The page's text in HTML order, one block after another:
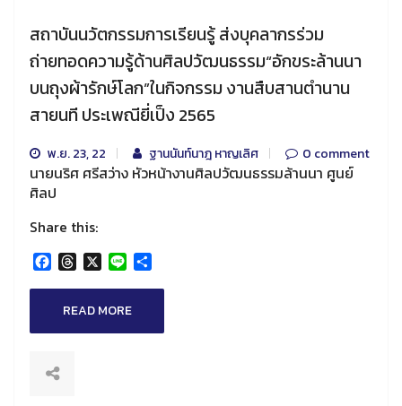
สถาบันนวัตกรรมการเรียนรู้ ส่งบุคลากรร่วม
ถ่ายทอดความรู้ด้านศิลปวัฒนธรรม“อักขระล้านนา
บนถุงผ้ารักษ์โลก”ในกิจกรรม งานสืบสานตำนาน
สายนที ประเพณียี่เป็ง 2565
พ.ย. 23, 22 ฐานนันท์นาฎ หาญเลิศ 0 comment
นายนริศ ศรีสว่าง หัวหน้างานศิลปวัฒนธรรมล้านนา ศูนย์
ศิลป
Share this:
Facebook
Threads
X Line
READ MORE